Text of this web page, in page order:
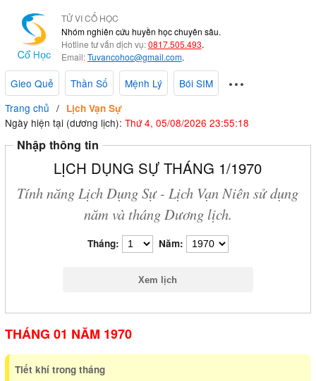
TỬ VI CỔ HỌC
Nhóm nghiên cứu huyền học chuyên sâu.
Hotline tư vấn dịch vụ:0817.505.493.
Email:Tuvancohoc@gmail.com.
Gieo Quẻ Thần Số Mệnh Lý
Bói SIM
Trang chủ
Lịch Vạn Sự
Ngày hiện tại (dương lịch): Thứ 4, 05/08/2026 23:55:19
Nhập thông tin
LỊCH DỤNG SỰ THÁNG 1/1970
Tính năng Lịch Dụng Sự - Lịch Vạn Niên sử dụng
năm và tháng Dương lịch.
Tháng: Năm:
THÁNG 01 NĂM 1970
Tiết khí trong tháng